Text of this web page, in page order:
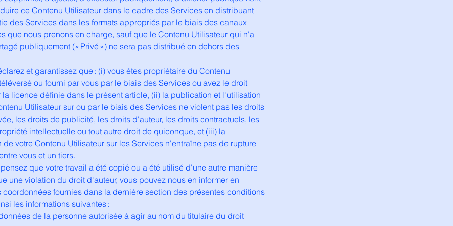
ce Contenu Utilisateur dans le cadre des Services en distribuant
des Services dans les formats appropriés par le biais des canaux
que nous prenons en charge, sauf que le Contenu Utilisateur qui n'a
publiquement (« Privé ») ne sera pas distribué en dehors des
et garantissez que : (i) vous êtes propriétaire du Contenu
ou fourni par vous par le biais des Services ou avez le droit
licence définie dans le présent article, (ii) la publication et l'utilisation
Utilisateur sur ou par le biais des Services ne violent pas les droits
les droits de publicité, les droits d'auteur, les droits contractuels, les
intellectuelle ou tout autre droit de quiconque, et (iii) la
votre Contenu Utilisateur sur les Services n'entraîne pas de rupture
vous et un tiers.
que votre travail a été copié ou a été utilisé d'une autre manière
une violation du droit d'auteur, vous pouvez nous en informer en
coordonnées fournies dans la dernière section des présentes conditions
les informations suivantes :
de la personne autorisée à agir au nom du titulaire du droit